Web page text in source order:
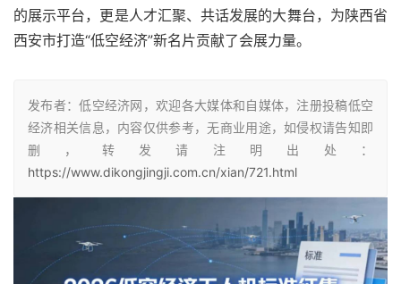
的展示平台，更是人才汇聚、共话发展的大舞台，为陕西省
西安市打造“低空经济”新名片贡献了会展力量。
发布者：低空经济网，欢迎各大媒体和自媒体，注册投稿低空
经济相关信息，内容仅供参考，无商业用途，如侵权请告知即
删，转发请注明出处：
https://www.dikongjingji.com.cn/xian/721.html